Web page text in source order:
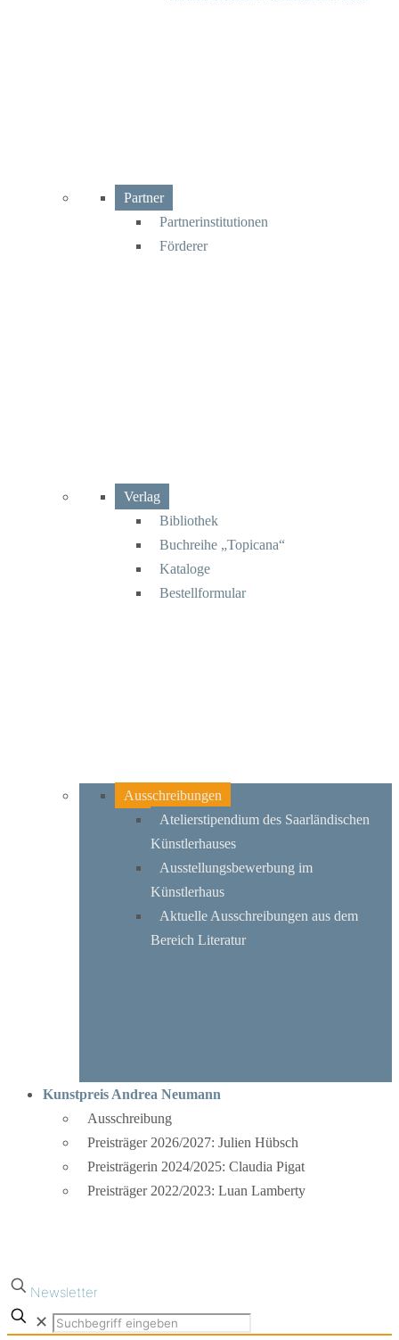
Partner
Partnerinstitutionen
Förderer
Verlag
Bibliothek
Buchreihe „Topicana“
Kataloge
Bestellformular
Ausschreibungen
Atelierstipendium des Saarländischen
Künstlerhauses
Ausstellungsbewerbung im
Künstlerhaus
Aktuelle Ausschreibungen aus dem
Bereich Literatur
Kunstpreis Andrea Neumann
Ausschreibung
Preisträger 2026/2027: Julien Hübsch
Preisträgerin 2024/2025: Claudia Pigat
Preisträger 2022/2023: Luan Lamberty
Newsletter
✕